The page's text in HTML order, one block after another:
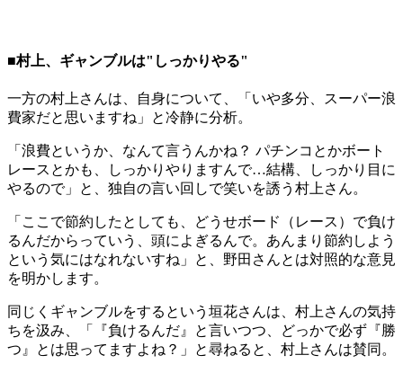
■村上、ギャンブルは"しっかりやる"
一方の村上さんは、自身について、「いや多分、スーパー浪
費家だと思いますね」と冷静に分析。
「浪費というか、なんて言うんかね？ パチンコとかボート
レースとかも、しっかりやりますんで…結構、しっかり目に
やるので」と、独自の言い回しで笑いを誘う村上さん。
「ここで節約したとしても、どうせボード（レース）で負け
るんだからっていう、頭によぎるんで。あんまり節約しよう
という気にはなれないすね」と、野田さんとは対照的な意見
を明かします。
同じくギャンブルをするという垣花さんは、村上さんの気持
ちを汲み、「『負けるんだ』と言いつつ、どっかで必ず『勝
つ』とは思ってますよね？」と尋ねると、村上さんは賛同。